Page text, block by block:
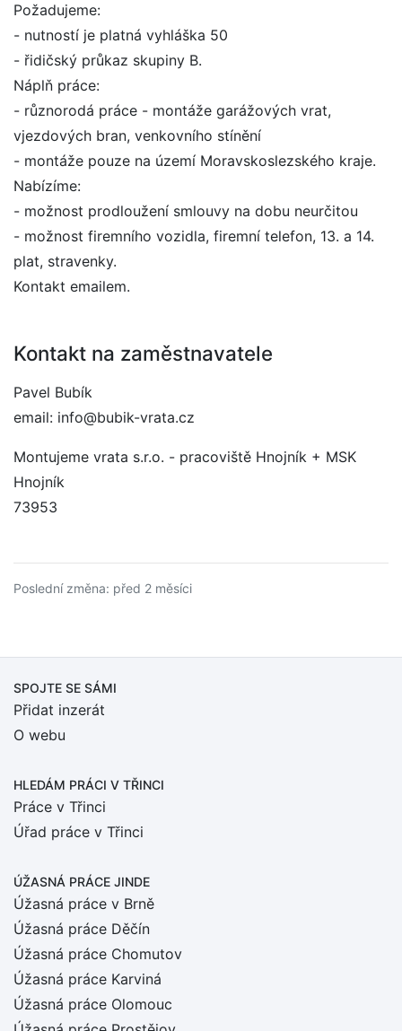
Požadujeme:
- nutností je platná vyhláška 50
- řidičský průkaz skupiny B.
Náplň práce:
- různorodá práce - montáže garážových vrat,
vjezdových bran, venkovního stínění
- montáže pouze na území Moravskoslezského kraje.
Nabízíme:
- možnost prodloužení smlouvy na dobu neurčitou
- možnost firemního vozidla, firemní telefon, 13. a 14.
plat, stravenky.
Kontakt emailem.
Kontakt na zaměstnavatele
Pavel Bubík
email: info@bubik-vrata.cz
Montujeme vrata s.r.o. - pracoviště Hnojník + MSK
Hnojník
73953
Poslední změna: před 2 měsíci
SPOJTE SE SÁMI
Přidat inzerát
O webu
HLEDÁM PRÁCI V TŘINCI
Práce v Třinci
Úřad práce v Třinci
ÚŽASNÁ PRÁCE JINDE
Úžasná práce v Brně
Úžasná práce Děčín
Úžasná práce Chomutov
Úžasná práce Karviná
Úžasná práce Olomouc